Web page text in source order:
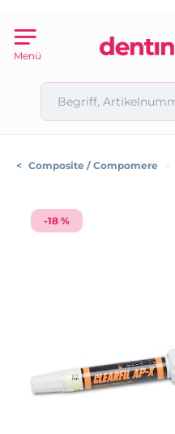
Menü
< Composite / Compomere >
-18 %